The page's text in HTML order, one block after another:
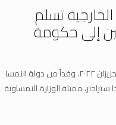
تسلم
إلى حكومة
وصل يوم أمس الأربعاء 1حزيزان ٢٠٢٢، وفداً من دولة النمسا
ممثلة الوزارة النمساوية